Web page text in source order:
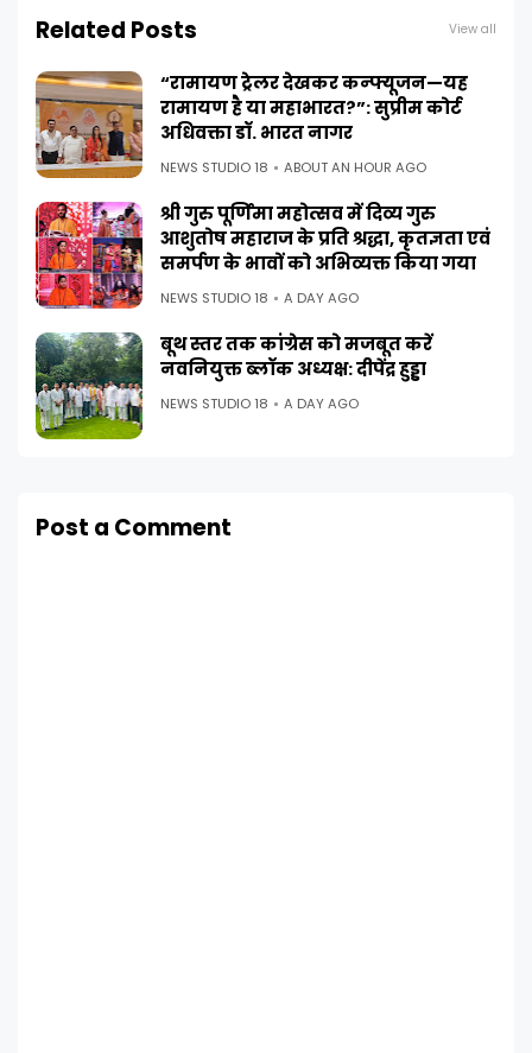
Related Posts View all
“रामायण ट्रेलर देखकर कन्फ्यूजन—यह
रामायण है या महाभारत?”: सुप्रीम कोर्ट
अधिवक्ता डॉ. भारत नागर
NEWS STUDIO 18 ABOUT AN HOUR AGO
श्री गुरु पूर्णिमा महोत्सव में दिव्य गुरु
आशुतोष महाराज के प्रति श्रद्धा, कृतज्ञता एवं
समर्पण के भावों को अभिव्यक्त किया गया
NEWS STUDIO 18 A DAY AGO
बूथ स्तर तक कांग्रेस को मजबूत करें
नवनियुक्त ब्लॉक अध्यक्ष: दीपेंद्र हुड्डा
NEWS STUDIO 18 A DAY AGO
Post a Comment